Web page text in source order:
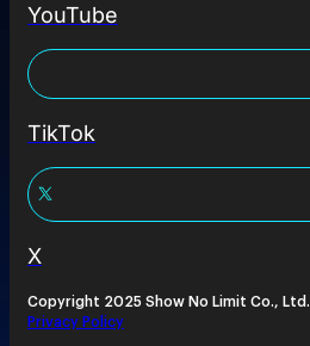
YouTube
TikTok
X
Copyright 2025 Show No Limit Co., Ltd.
Privacy Policy